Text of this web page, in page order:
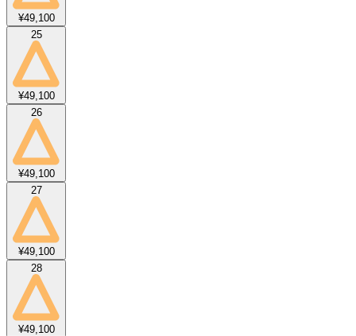
¥49,100
25
¥49,100
26
¥49,100
27
¥49,100
28
¥49,100